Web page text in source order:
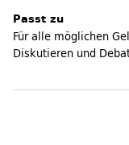
Passt zu
Für alle möglichen
Diskutieren und